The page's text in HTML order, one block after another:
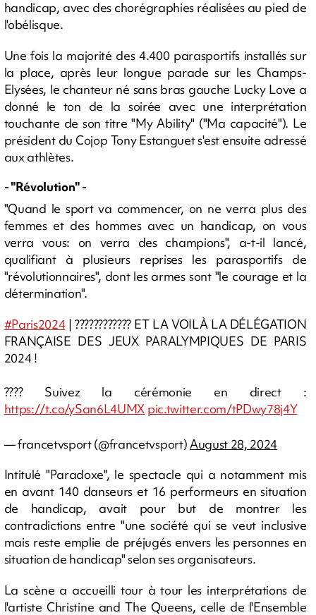
handicap, avec des chorégraphies réalisées au pied de
l'obélisque.
Une fois la majorité des 4.400 parasportifs installés sur
la place, après leur longue parade sur les Champs-
Elysées, le chanteur né sans bras gauche Lucky Love a
donné le ton de la soirée avec une interprétation
touchante de son titre "My Ability" ("Ma capacité"). Le
président du Cojop Tony Estanguet s'est ensuite adressé
aux athlètes.
- "Révolution" -
"Quand le sport va commencer, on ne verra plus des
femmes et des hommes avec un handicap, on vous
verra vous: on verra des champions", a-t-il lancé,
qualifiant à plusieurs reprises les parasportifs de
"révolutionnaires", dont les armes sont "le courage et la
détermination".
#Paris2024| ???????????? ET LA VOILÀ LA DÉLÉGATION
FRANÇAISE DES JEUX PARALYMPIQUES DE PARIS
2024 !
???? Suivez la cérémonie en direct :
https://t.co/ySan6L4UMX pic.twitter.com/tPDwy78j4Y
— francetvsport (@francetvsport)August 28, 2024
Intitulé "Paradoxe", le spectacle qui a notamment mis
en avant 140 danseurs et 16 performeurs en situation
de handicap, avait pour but de montrer les
contradictions entre "une société qui se veut inclusive
mais reste emplie de préjugés envers les personnes en
situation de handicap" selon ses organisateurs.
La scène a accueilli tour à tour les interprétations de
l'artiste Christine and The Queens, celle de l'Ensemble